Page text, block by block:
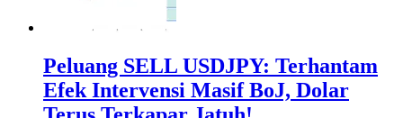
Peluang SELL USDJPY: Terhantam
Efek Intervensi Masif BoJ, Dolar